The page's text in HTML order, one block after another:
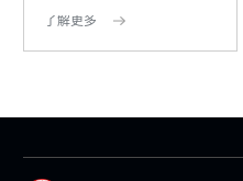
了解更多